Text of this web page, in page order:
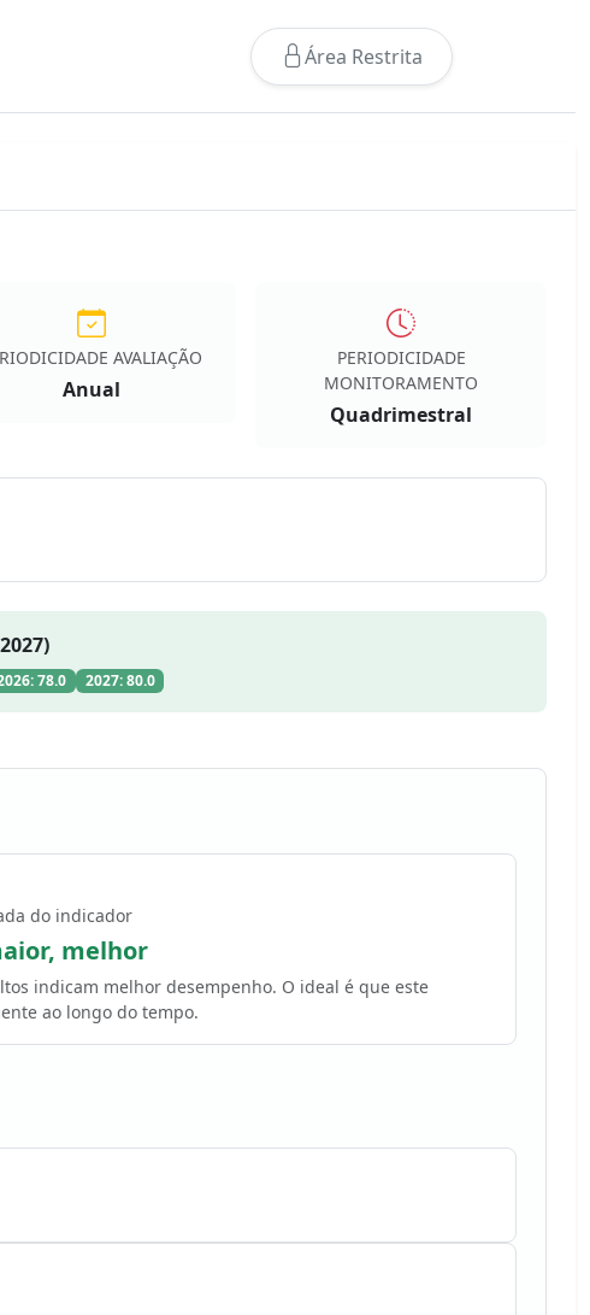
Área Restrita
AVALIAÇÃO
Anual
PERIODICIDADE
MONITORAMENTO
Quadrimestral
78.0 2027: 80.0
do indicador
melhor
indicam melhor desempenho. O ideal é que este
ao longo do tempo.